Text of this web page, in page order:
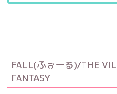
FALL(ふぉーる)/THE
FANTASY